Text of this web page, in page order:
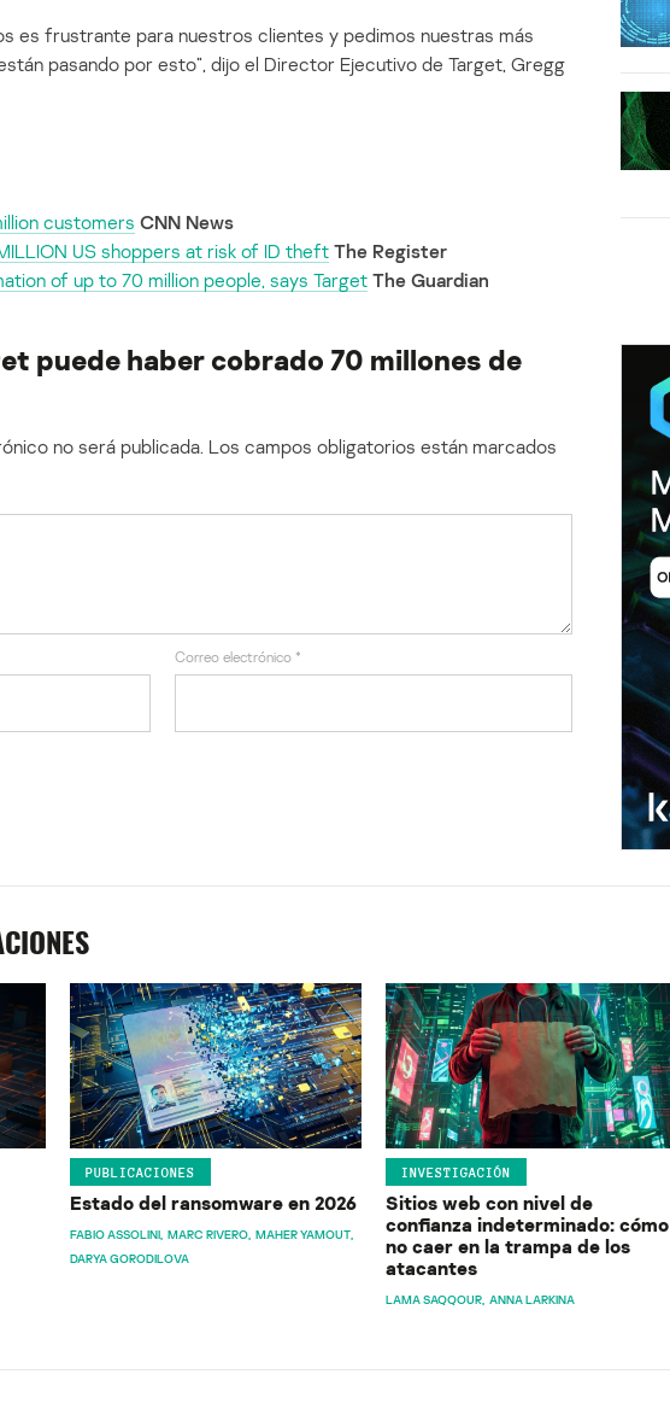
es frustrante para nuestros clientes y pedimos nuestras más
pasando por esto”, dijo el Director Ejecutivo de Target, Gregg
customers CNN News
US shoppers at risk of ID theft The Register
of up to 70 million people, says Target The Guardian
puede haber cobrado 70 millones de
no será publicada. Los campos obligatorios están marcados
Correo electrónico *
PUBLICACIONES
Estado del ransomware en 2026
FABIO ASSOLINI MARC RIVERO MAHER YAMOUT
DARYA GORODILOVA
INVESTIGACIÓN
Sitios web con nivel de
confianza indeterminado: cómo
no caer en la trampa de los
atacantes
LAMA SAQQOUR ANNA LARKINA